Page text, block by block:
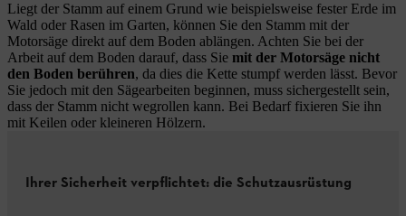
Liegt der Stamm auf einem Grund wie beispielsweise fester Erde im
Wald oder Rasen im Garten, können Sie den Stamm mit der
Motorsäge direkt auf dem Boden ablängen. Achten Sie bei der
Arbeit auf dem Boden darauf, dass Sie mit der Motorsäge nicht
den Boden berühren, da dies die Kette stumpf werden lässt. Bevor
Sie jedoch mit den Sägearbeiten beginnen, muss sichergestellt sein,
dass der Stamm nicht wegrollen kann. Bei Bedarf fixieren Sie ihn
mit Keilen oder kleineren Hölzern.
Ihrer Sicherheit verpflichtet: die Schutzausrüstung